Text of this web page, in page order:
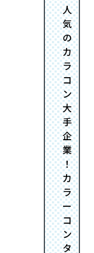
人
気
の
カ
ラ
コ
ン
大
手
企
業
！
カ
ラ
ー
コ
ン
タ